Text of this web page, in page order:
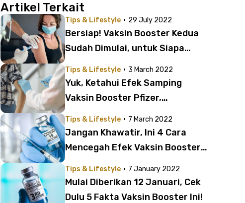
Artikel Terkait
Tips & Lifestyle · 29 July 2022
Bersiap! Vaksin Booster Kedua
Sudah Dimulai, untuk Siapa
Tips & Lifestyle · 3 March 2022
Yuk, Ketahui Efek Samping
Vaksin Booster Pfizer,
Moderna!
Tips & Lifestyle · 7 March 2022
Jangan Khawatir, Ini 4 Cara
Mencegah Efek Vaksin Booster
Tips & Lifestyle · 7 January 2022
Mulai Diberikan 12 Januari, Cek
Dulu 5 Fakta Vaksin Booster Ini!